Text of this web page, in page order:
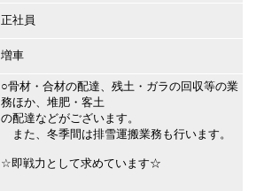
正社員
増車
○骨材・合材の配達、残土・ガラの回収等の業
務ほか、堆肥・客土
の配達などがございます。
また、冬季間は排雪運搬業務も行います。
☆即戦力として求めています☆